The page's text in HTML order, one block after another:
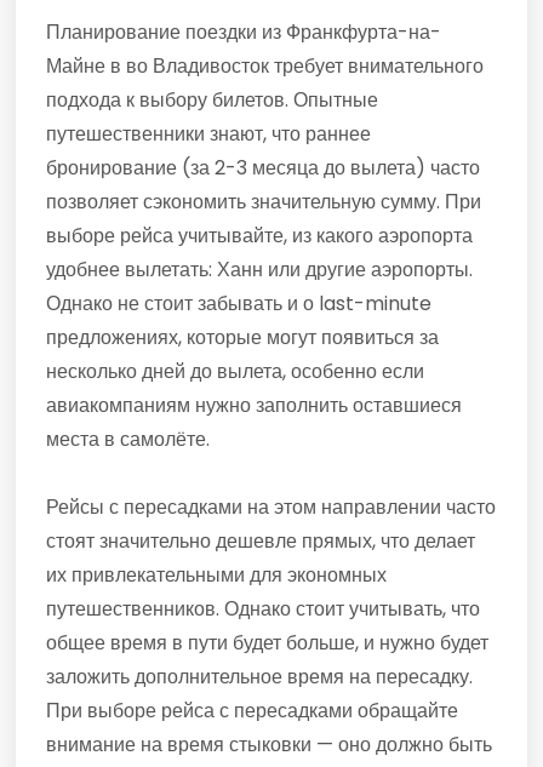
Планирование поездки из Франкфурта-на-
Майне в во Владивосток требует внимательного
подхода к выбору билетов. Опытные
путешественники знают, что раннее
бронирование (за 2-3 месяца до вылета) часто
позволяет сэкономить значительную сумму. При
выборе рейса учитывайте, из какого аэропорта
удобнее вылетать: Ханн или другие аэропорты.
Однако не стоит забывать и о last-minute
предложениях, которые могут появиться за
несколько дней до вылета, особенно если
авиакомпаниям нужно заполнить оставшиеся
места в самолёте.
Рейсы с пересадками на этом направлении часто
стоят значительно дешевле прямых, что делает
их привлекательными для экономных
путешественников. Однако стоит учитывать, что
общее время в пути будет больше, и нужно будет
заложить дополнительное время на пересадку.
При выборе рейса с пересадками обращайте
внимание на время стыковки — оно должно быть